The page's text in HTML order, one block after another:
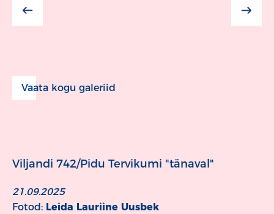
Vaata kogu galeriid
Viljandi 742/Pidu Tervikumi "tänaval"
21.09.2025
Fotod: Leida Lauriine Uusbek